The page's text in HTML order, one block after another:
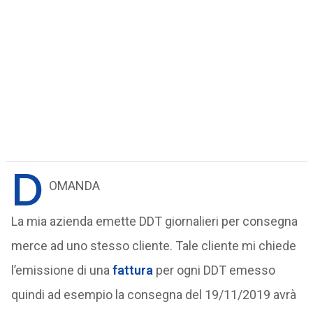
D OMANDA
La mia azienda emette DDT giornalieri per consegna
merce ad uno stesso cliente. Tale cliente mi chiede
l’emissione di una fattura per ogni DDT emesso
quindi ad esempio la consegna del 19/11/2019 avrà